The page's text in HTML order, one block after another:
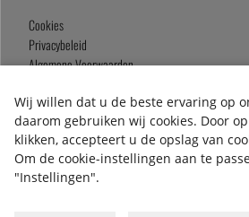
Cookies
Privacybeleid
Algemene Voorwaarden
2026 KitchenLab AB
Wij willen dat u de beste ervaring op
daarom gebruiken wij cookies. Door
klikken, accepteert u de opslag van
Om de cookie-instellingen aan te
"Instellingen".